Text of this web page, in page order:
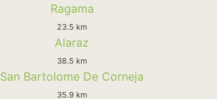
Ragama
23.5 km
Alaraz
38.5 km
San Bartolome De Corneja
35.9 km